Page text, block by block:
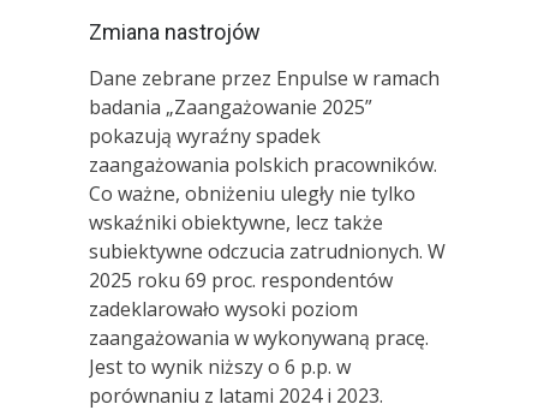
Zmiana nastrojów
Dane zebrane przez Enpulse w ramach
badania „Zaangażowanie 2025”
pokazują wyraźny spadek
zaangażowania polskich pracowników.
Co ważne, obniżeniu uległy nie tylko
wskaźniki obiektywne, lecz także
subiektywne odczucia zatrudnionych. W
2025 roku 69 proc. respondentów
zadeklarowało wysoki poziom
zaangażowania w wykonywaną pracę.
Jest to wynik niższy o 6 p.p. w
porównaniu z latami 2024 i 2023.